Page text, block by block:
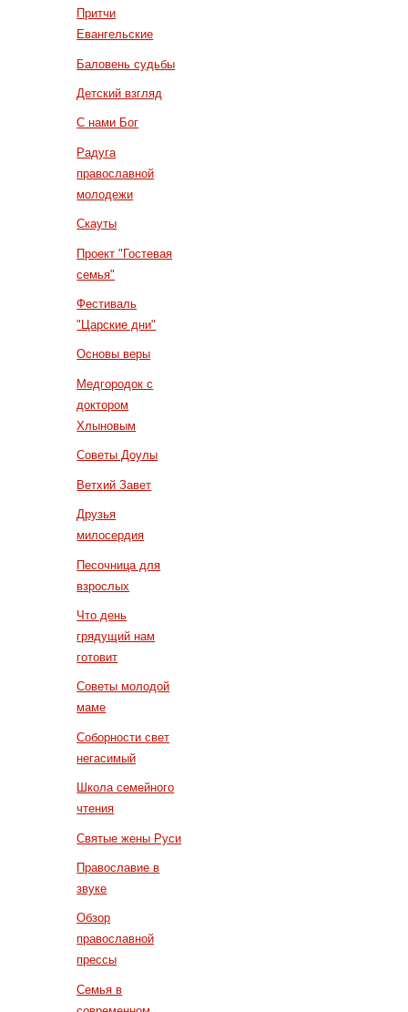
Притчи
Евангельские
Баловень судьбы
Детский взгляд
С нами Бог
Радуга
православной
молодежи
Скауты
Проект "Гостевая
семья"
Фестиваль
"Царские дни"
Основы веры
Медгородок с
доктором
Хлыновым
Советы Доулы
Ветхий Завет
Друзья
милосердия
Песочница для
взрослых
Что день
грядущий нам
готовит
Советы молодой
маме
Соборности свет
негасимый
Школа семейного
чтения
Святые жены Руси
Православие в
звуке
Обзор
православной
прессы
Семья в